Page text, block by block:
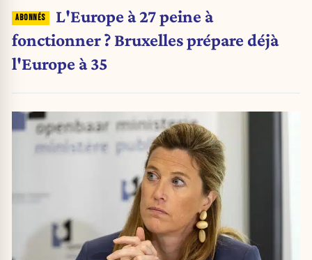
L'Europe à 27 peine à
fonctionner ? Bruxelles prépare déjà
l'Europe à 35